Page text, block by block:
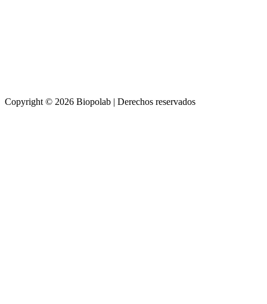
Copyright © 2026 Biopolab | Derechos reservados